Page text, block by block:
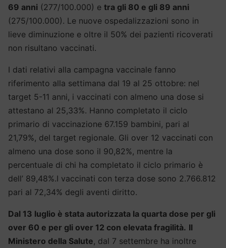
69 anni (277/100.000) e tra gli 80 e gli 89 anni
(275/100.000). Le nuove ospedalizzazioni sono in
lieve diminuzione e oltre il 50% dei pazienti ricoverati
non risultano vaccinati.
I dati relativi alla campagna vaccinale fanno
riferimento alla settimana dal 19 al 25 ottobre: nel
target 5-11 anni, i vaccinati con almeno una dose si
attestano al 25,33%. Hanno completato il ciclo
primario di vaccinazione 67.159 bambini, pari al
21,79%, del target regionale. Gli over 12 vaccinati con
almeno una dose sono il 90,82%, mentre la
percentuale di chi ha completato il ciclo primario è
dell’ 89,48%.I vaccinati con terza dose sono 2.766.812
pari al 72,34% degli aventi diritto.
Dal 13 luglio è stata autorizzata la quarta dose per gli
over 60 e per gli over 12 con elevata fragilità. Il
Ministero della Salute, dal 7 settembre ha inoltre